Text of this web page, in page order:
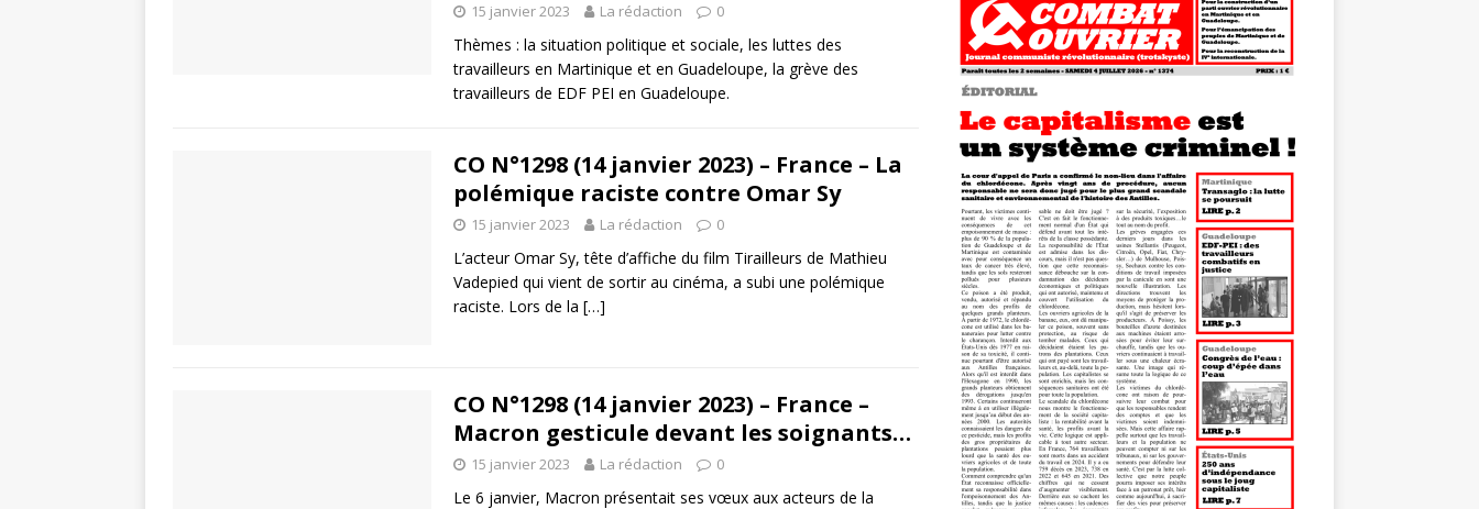
15 janvier 2023 La rédaction 0
Thèmes : la situation politique et sociale, les luttes des
travailleurs en Martinique et en Guadeloupe, la grève des
travailleurs de EDF PEI en Guadeloupe.
CO N°1298 (14 janvier 2023) – France – La
polémique raciste contre Omar Sy
15 janvier 2023 La rédaction 0
L’acteur Omar Sy, tête d’affiche du film Tirailleurs de Mathieu
Vadepied qui vient de sortir au cinéma, a subi une polémique
raciste. Lors de la […]
CO N°1298 (14 janvier 2023) – France –
Macron gesticule devant les soignants…
15 janvier 2023 La rédaction 0
Le 6 janvier, Macron présentait ses vœux aux acteurs de la